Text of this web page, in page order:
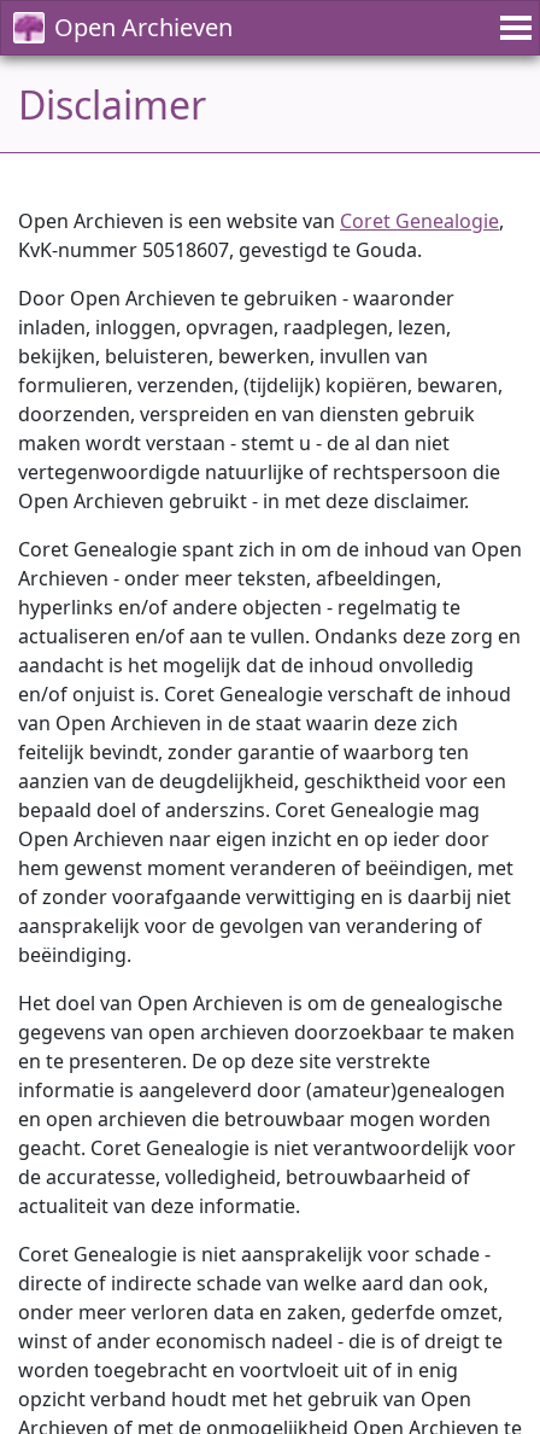
Open Archieven
Disclaimer
Open Archieven is een website van Coret Genealogie,
KvK-nummer 50518607, gevestigd te Gouda.
Door Open Archieven te gebruiken - waaronder
inladen, inloggen, opvragen, raadplegen, lezen,
bekijken, beluisteren, bewerken, invullen van
formulieren, verzenden, (tijdelijk) kopiëren, bewaren,
doorzenden, verspreiden en van diensten gebruik
maken wordt verstaan - stemt u - de al dan niet
vertegenwoordigde natuurlijke of rechtspersoon die
Open Archieven gebruikt - in met deze disclaimer.
Coret Genealogie spant zich in om de inhoud van Open
Archieven - onder meer teksten, afbeeldingen,
hyperlinks en/of andere objecten - regelmatig te
actualiseren en/of aan te vullen. Ondanks deze zorg en
aandacht is het mogelijk dat de inhoud onvolledig
en/of onjuist is. Coret Genealogie verschaft de inhoud
van Open Archieven in de staat waarin deze zich
feitelijk bevindt, zonder garantie of waarborg ten
aanzien van de deugdelijkheid, geschiktheid voor een
bepaald doel of anderszins. Coret Genealogie mag
Open Archieven naar eigen inzicht en op ieder door
hem gewenst moment veranderen of beëindigen, met
of zonder voorafgaande verwittiging en is daarbij niet
aansprakelijk voor de gevolgen van verandering of
beëindiging.
Het doel van Open Archieven is om de genealogische
gegevens van open archieven doorzoekbaar te maken
en te presenteren. De op deze site verstrekte
informatie is aangeleverd door (amateur)genealogen
en open archieven die betrouwbaar mogen worden
geacht. Coret Genealogie is niet verantwoordelijk voor
de accuratesse, volledigheid, betrouwbaarheid of
actualiteit van deze informatie.
Coret Genealogie is niet aansprakelijk voor schade -
directe of indirecte schade van welke aard dan ook,
onder meer verloren data en zaken, gederfde omzet,
winst of ander economisch nadeel - die is of dreigt te
worden toegebracht en voortvloeit uit of in enig
opzicht verband houdt met het gebruik van Open
Archieven of met de onmogelijkheid Open Archieven te